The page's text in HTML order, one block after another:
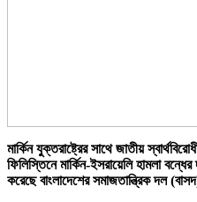
মার্কিন যুক্তরাষ্ট্রের সাথে জাতীয়
ফিলিস্তিনে মার্কিন-ইসরায়েলি হামলা
করেছে বাংলাদেশের সমাজতান্ত্রিক দল